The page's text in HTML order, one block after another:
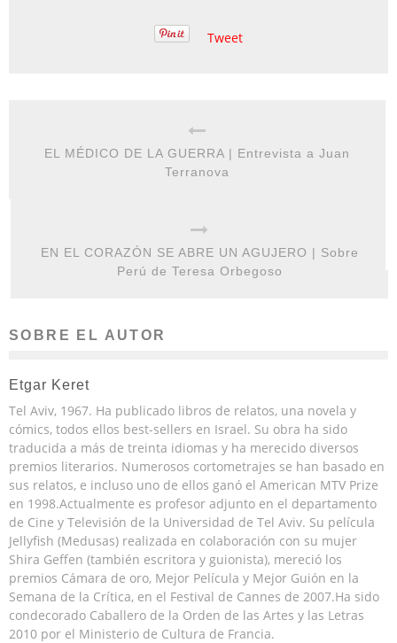
Tweet
EL MÉDICO DE LA GUERRA | Entrevista a Juan
Terranova
EN EL CORAZÓN SE ABRE UN AGUJERO | Sobre
Perú de Teresa Orbegoso
SOBRE EL AUTOR
Etgar Keret
Tel Aviv, 1967. Ha publicado libros de relatos, una novela y
cómics, todos ellos best-sellers en Israel. Su obra ha sido
traducida a más de treinta idiomas y ha merecido diversos
premios literarios. Numerosos cortometrajes se han basado en
sus relatos, e incluso uno de ellos ganó el American MTV Prize
en 1998.Actualmente es profesor adjunto en el departamento
de Cine y Televisión de la Universidad de Tel Aviv. Su película
Jellyfish (Medusas) realizada en colaboración con su mujer
Shira Geffen (también escritora y guionista), mereció los
premios Cámara de oro, Mejor Película y Mejor Guión en la
Semana de la Crítica, en el Festival de Cannes de 2007.Ha sido
condecorado Caballero de la Orden de las Artes y las Letras
2010 por el Ministerio de Cultura de Francia.